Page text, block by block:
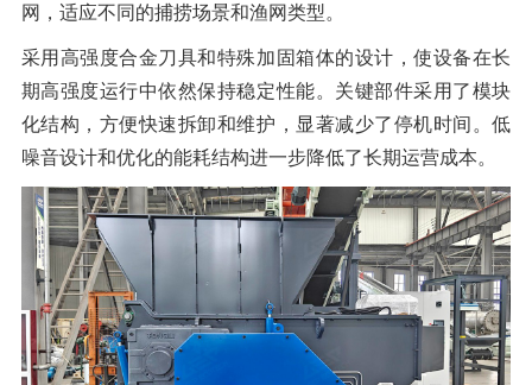
网，适应不同的捕捞场景和渔网类型。
采用高强度合金刀具和特殊加固箱体的设计，使设备在长
期高强度运行中依然保持稳定性能。关键部件采用了模块
化结构，方便快速拆卸和维护，显著减少了停机时间。低
噪音设计和优化的能耗结构进一步降低了长期运营成本。